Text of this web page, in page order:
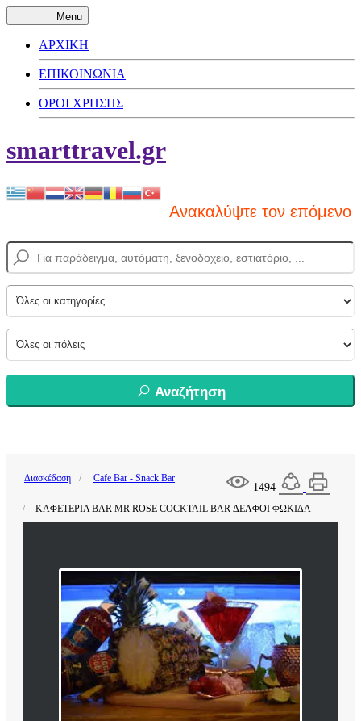
Menu
ΑΡΧΙΚΗ
ΕΠΙΚΟΙΝΩΝΙΑ
ΟΡΟΙ ΧΡΗΣΗΣ
smarttravel.gr
Ανακαλύψτε τον επόμενο
Αναζήτηση
1494
Διασκέδαση Cafe Bar - Snack Bar
ΚΑΦΕΤΕΡΙΑ BAR MR ROSE COCKTAIL BAR ΔΕΛΦΟΙ ΦΩΚΙΔΑ